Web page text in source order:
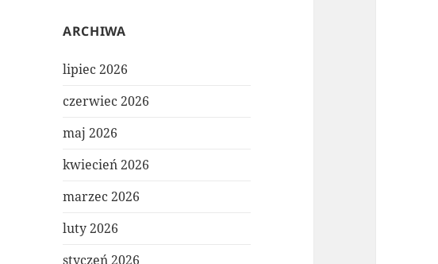
ARCHIWA
lipiec 2026
czerwiec 2026
maj 2026
kwiecień 2026
marzec 2026
luty 2026
styczeń 2026